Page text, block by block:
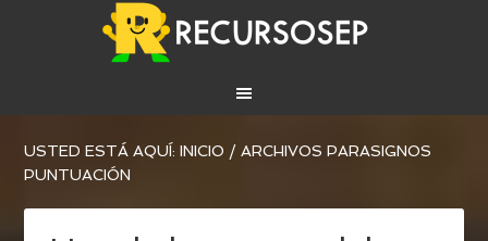
USTED ESTÁ AQUÍ:INICIO / ARCHIVOS PARASIGNOS
PUNTUACIÓN